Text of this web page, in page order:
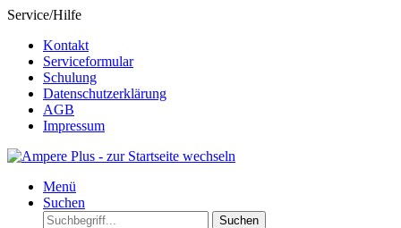
Service/Hilfe
Kontakt
Serviceformular
Schulung
Datenschutzerklärung
AGB
Impressum
Menü
Suchen
Suchen